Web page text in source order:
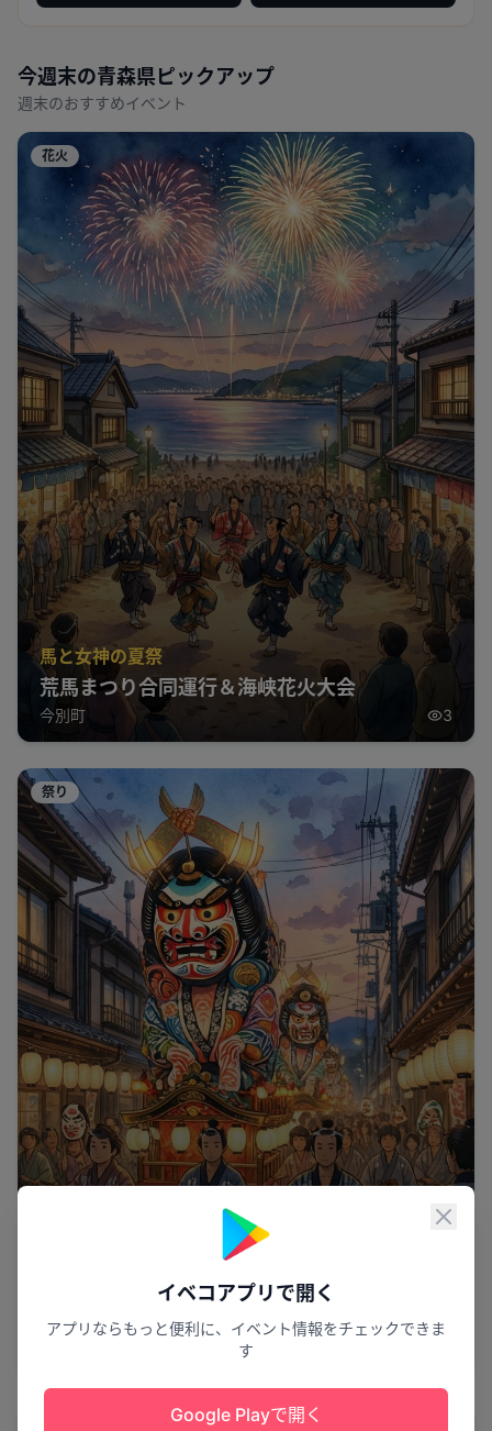
閉じ
イベコアプリで開く
アプリならもっと便利に、イベント情報をチェックできま
す
Google Playで開く
今週末の青森県 ピックアップ
週末のおすすめイベント
花火
馬と女神の夏祭
荒馬まつり合同運行＆海峡花火大会
今別町 3
祭り
燃え上がる情熱の舞
大湊ネブタ2026